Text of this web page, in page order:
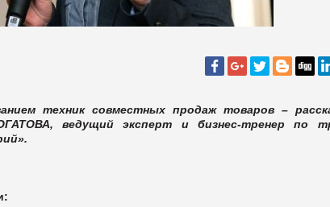
техник совместных продаж товаров –
ведущий эксперт и бизнес-тренер по